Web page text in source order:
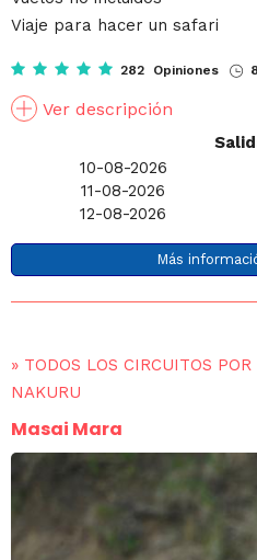
Viaje para hacer un safari
282 Opiniones
Ver descripción
10-08-2026
11-08-2026
12-08-2026
Más
» TODOS LOS CIRCUITOS
NAKURU
Masai Mara